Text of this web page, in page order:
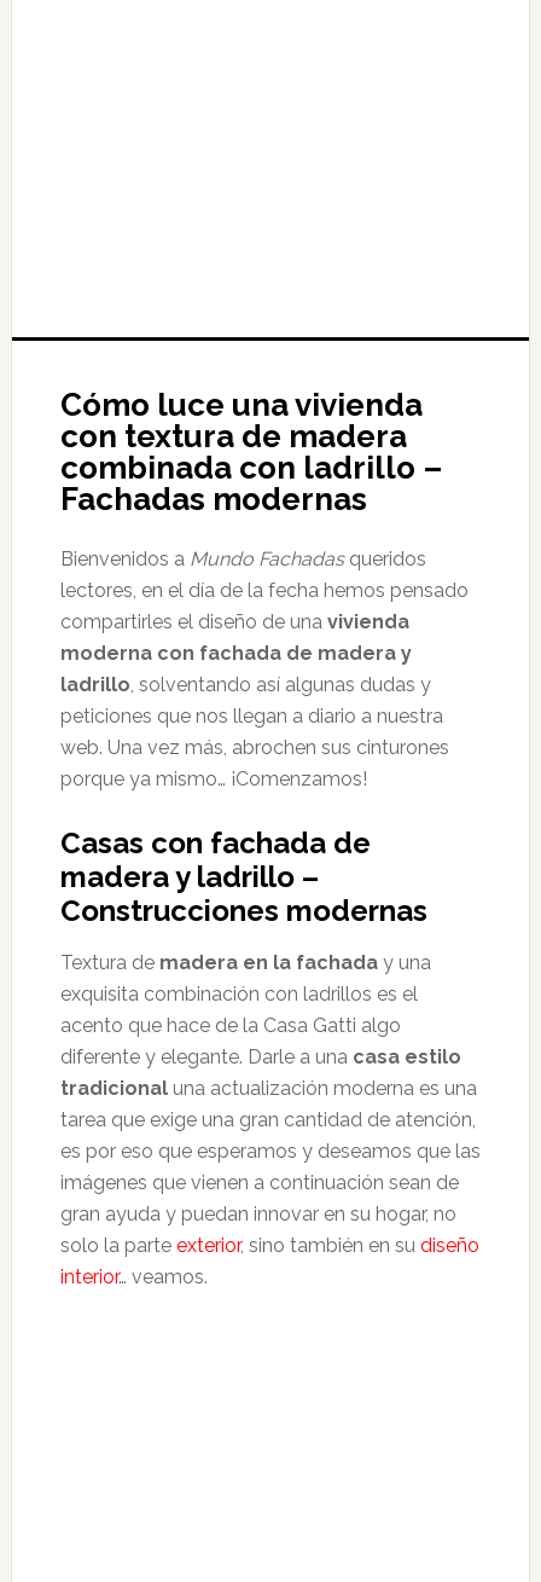
Cómo luce una vivienda
con textura de madera
combinada con ladrillo –
Fachadas modernas
Bienvenidos a Mundo Fachadasqueridos
lectores, en el día de la fecha hemos pensado
compartirles el diseño de una vivienda
moderna con fachada de madera y
ladrillo, solventando así algunas dudas y
peticiones que nos llegan a diario a nuestra
web. Una vez más, abrochen sus cinturones
porque ya mismo… ¡Comenzamos!
Casas con fachada de
madera y ladrillo –
Construcciones modernas
Textura de madera en la fachaday una
exquisita combinación con ladrillos es el
acento que hace de la Casa Gatti algo
diferente y elegante. Darle a una casa estilo
tradicionaluna actualización moderna es una
tarea que exige una gran cantidad de atención,
es por eso que esperamos y deseamos que las
imágenes que vienen a continuación sean de
gran ayuda y puedan innovar en su hogar, no
solo la parte exterior, sino también en su diseño
interior… veamos.